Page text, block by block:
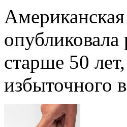
старше 50
избыточного